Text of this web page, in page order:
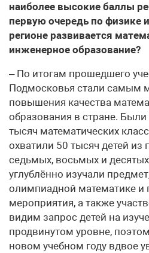
наиболее высокие баллы
первую очередь по физике
регионе развивается
инженерное образование?
– По итогам прошедшего
Подмосковья стали самым
повышения качества
образования в стране.
тысяч математических
охватили 50 тысяч детей из
седьмых, восьмых и
углублённо изучали
олимпиадной математике
мероприятия, а также
видим запрос детей на
продвинутом уровне,
новом учебном году вдвое